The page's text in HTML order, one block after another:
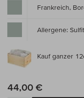
Frankreich,
Allergene:
Kauf ganzer
44,00 €